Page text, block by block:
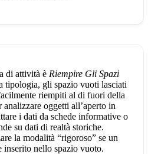
di attività è Riempire Gli Spazi
tipologia, gli spazio vuoti lasciati
riempiti al di fuori della
analizzare oggetti all’aperto in
i dati da schede informative o
su dati di realtà storiche.
la modalità “rigoroso” se un
inserito nello spazio vuoto.